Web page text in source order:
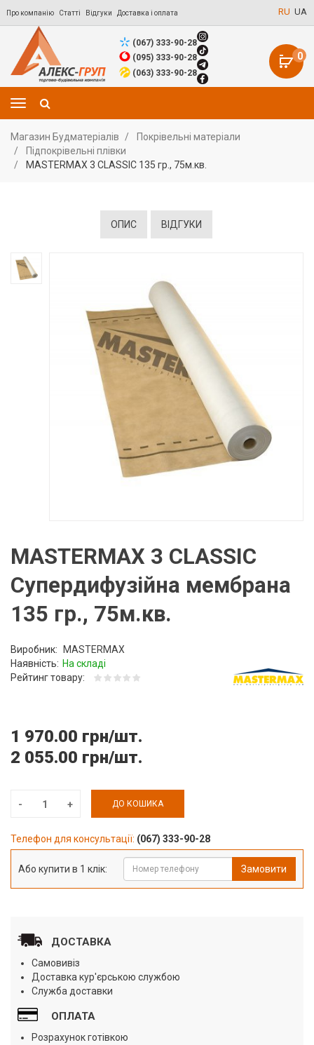
Про компанію Статті Відгуки Доставка і оплата RU UA
0
(067) 333-90-28
(095) 333-90-28
(063) 333-90-28
Магазин Будматеріалів
Покрівельні матеріали
Підпокрівельні плівки
MASTERMAX 3 CLASSIC 135 гр., 75м.кв.
ОПИС ВІДГУКИ
MASTERMAX 3 CLASSIC
Супердифузійна мембрана
135 гр., 75м.кв.
Виробник:
MASTERMAX
Наявність: На складі
Рейтинг товару:
1 970.00 грн/шт.
2 055.00 грн/шт.
ДО КОШИКА
Телефон для консультації: (067) 333-90-28
Або купити в 1 клік: Замовити
ДОСТАВКА
Самовивіз
Доставка кур'єрською службою
Служба доставки
ОПЛАТА
Розрахунок готівкою